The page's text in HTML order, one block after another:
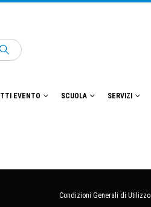
EVENTO SCUOLA SERVIZI
Condizioni Generali di Utilizzo